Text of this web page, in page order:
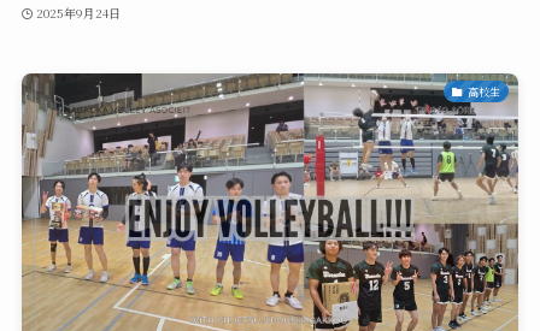
2025年9月24日
高校生